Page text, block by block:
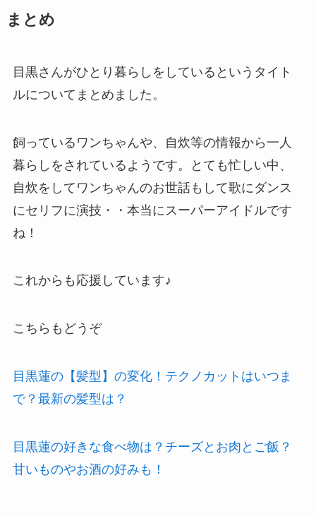
まとめ
目黒さんがひとり暮らしをしているというタイト
ルについてまとめました。
飼っているワンちゃんや、自炊等の情報から一人
暮らしをされているようです。とても忙しい中、
自炊をしてワンちゃんのお世話もして歌にダンス
にセリフに演技・・本当にスーパーアイドルです
ね！
これからも応援しています♪
こちらもどうぞ
目黒蓮の【髪型】の変化！テクノカットはいつま
で？最新の髪型は？
目黒蓮の好きな食べ物は？チーズとお肉とご飯？
甘いものやお酒の好みも！